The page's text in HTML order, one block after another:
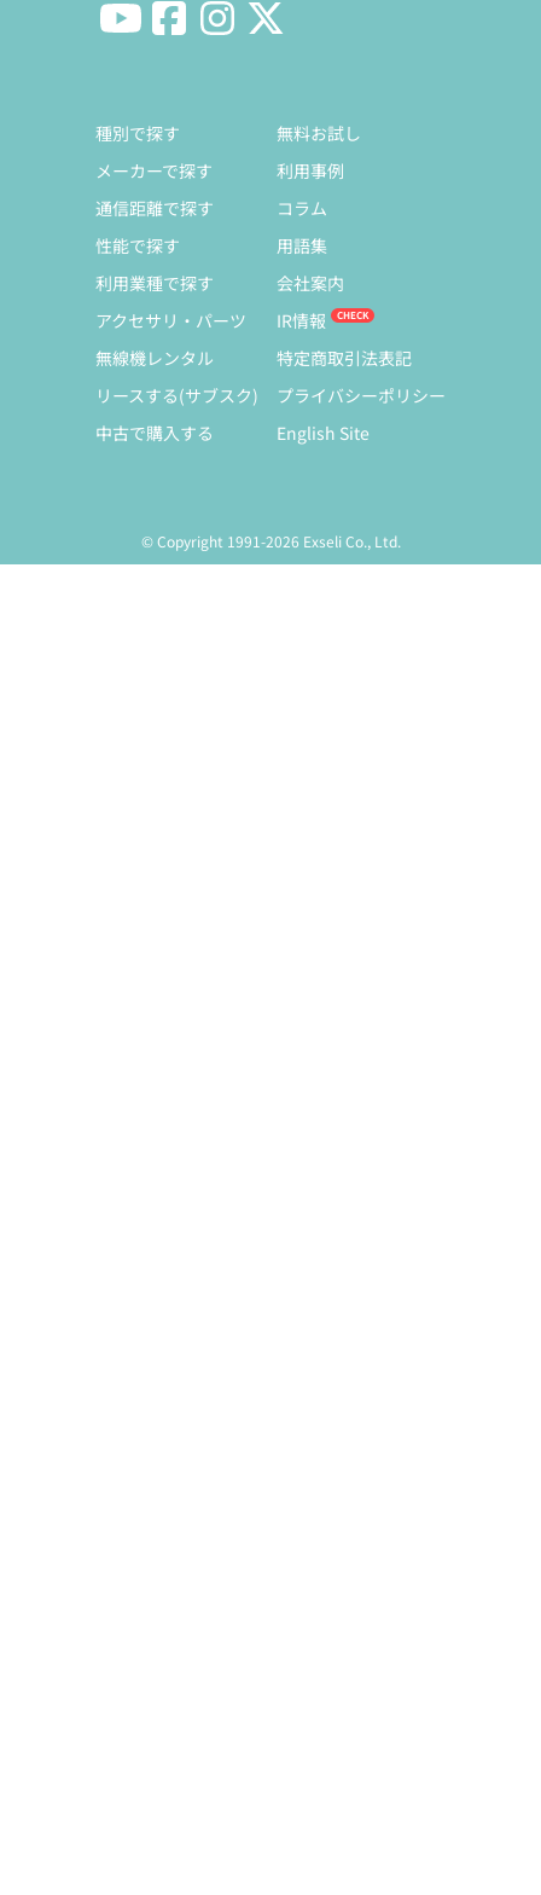
種別で探す
メーカーで探す
通信距離で探す
性能で探す
利用業種で探す
アクセサリ・パーツ
無線機レンタル
リースする(サブスク)
中古で購入する
無料お試し
利用事例
コラム
用語集
会社案内
IR情報
特定商取引法表記
プライバシーポリシー
English Site
© Copyright 1991-2026 Exseli Co., Ltd.